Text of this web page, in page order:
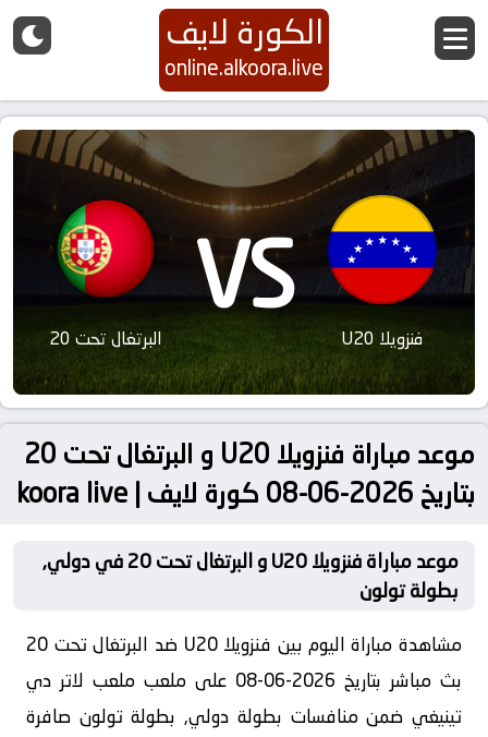
الكورة لايف
online.alkoora.live
فنزويلا U20 VS البرتغال تحت 20
موعد مباراة فنزويلا U20 و البرتغال تحت 20
بتاريخ 2026-06-08 كورة لايف | koora live
موعد مباراة فنزويلا U20 و البرتغال تحت 20 في دولي,
بطولة تولون
مشاهدة مباراة اليوم بين فنزويلا U20 ضد البرتغال تحت 20
بث مباشر بتاريخ 2026-06-08 على ملعب ملعب لاتر دي
تينيغي ضمن منافسات بطولة دولي, بطولة تولون صافرة